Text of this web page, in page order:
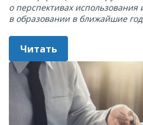
о перспективах использования
в образовании в ближайшие
Читать